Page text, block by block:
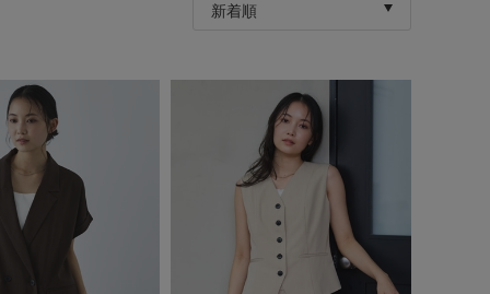
新着順